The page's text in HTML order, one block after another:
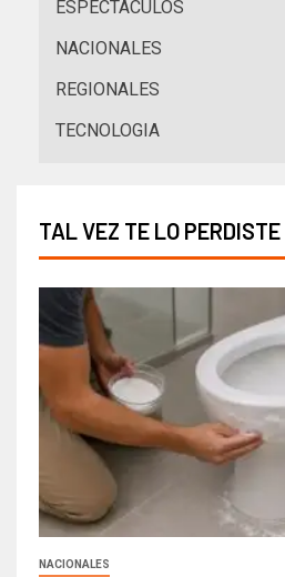
ESPECTACULOS
NACIONALES
REGIONALES
TECNOLOGIA
TAL VEZ TE LO PERDISTE
NACIONALES